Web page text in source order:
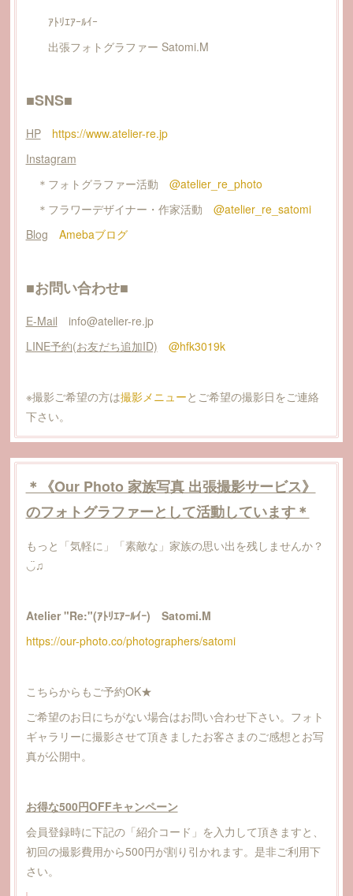
ｱﾄﾘｴｱｰﾙｲｰ
出張フォトグラファー Satomi.M
■SNS■
HP
https://www.atelier-re.jp
Instagram
＊フォトグラファー活動 @atelier_re_photo
＊フラワーデザイナー・作家活動 @atelier_re_satomi
Blog
Amebaブログ
■お問い合わせ■
E-Mail info@atelier-re.jp
LINE予約(お友だち追加ID)
@hfk3019k
※撮影ご希望の方は撮影メニューとご希望の撮影日をご連絡
下さい。
＊《Our Photo 家族写真 出張撮影サービス》
のフォトグラファーとして活動しています＊
もっと「気軽に」「素敵な」家族の思い出を残しませんか？
◡̈︎♫
Atelier "Re:"(ｱﾄﾘｴｱｰﾙｲｰ) Satomi.M
https://our-photo.co/photographers/satomi
こちらからもご予約OK★
ご希望のお日にちがない場合はお問い合わせ下さい。フォト
ギャラリーに撮影させて頂きましたお客さまのご感想とお写
真が公開中。
お得な500円OFFキャンペーン
会員登録時に下記の「紹介コード」を入力して頂きますと、
初回の撮影費用から500円が割り引かれます。是非ご利用下
さい。